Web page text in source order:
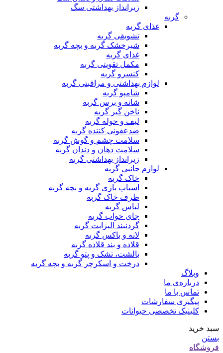
زیرانداز بهداشتی سگ
گربه
غذای گربه
تشویقی گربه
شیرخشک گربه و بچه گربه
غذای گربه
مکمل تقویتی گربه
کنسرو گربه
لوازم بهداشتی و مراقبتی گربه
شامپو گربه
شانه و برس گربه
ناخن گیر گربه
لیف و حوله گربه
ضدعفونی کننده گربه
سلامت چشم و گوش گربه
سلامت دهان و دندان گربه
زیرانداز بهداشتی گربه
لوازم جانبی گربه
خاک گربه
اسباب بازی گربه و بچه گربه
ظرف خاک گربه
لباس گربه
جای خواب گربه
گردنبند الیزابت گربه
لانه و باکس گربه
قلاده و بند قلاده گربه
بالشت، تشک و پتو گربه
درخت و اسکرچر گربه و بچه گربه
وبلاگ
درباره‌ی ما
تماس با ما
پیگیری سفارشات
کلینیک تخصصی حیوانات
سبد خرید
بستن
فروشگاه